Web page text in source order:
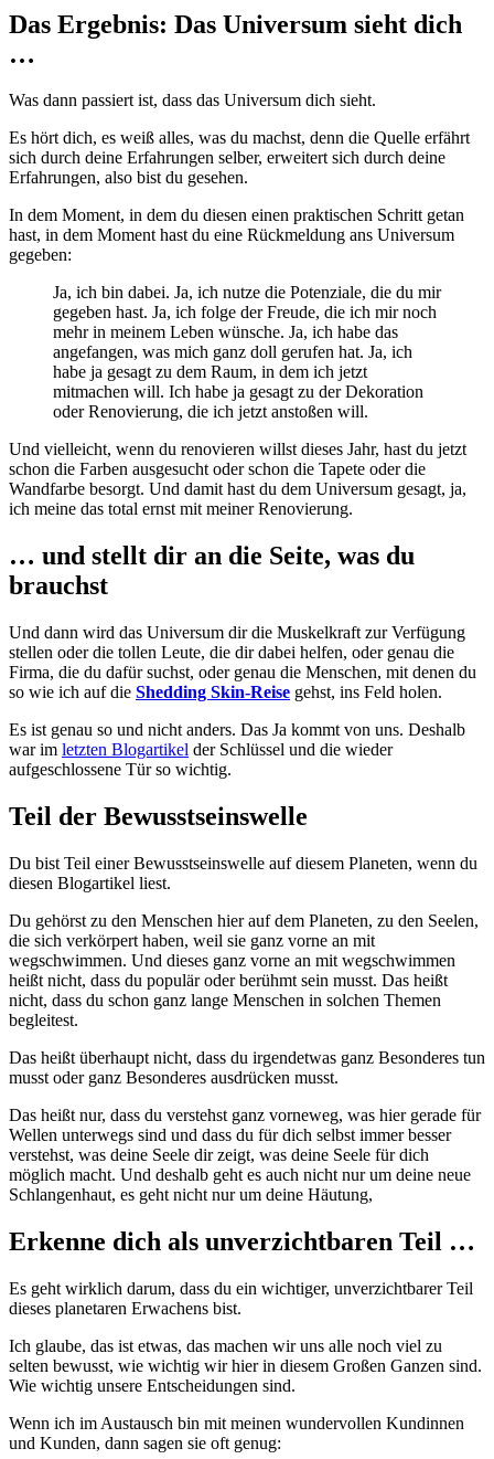
Das Ergebnis: Das Universum sieht dich
…
Was dann passiert ist, dass das Universum dich sieht.
Es hört dich, es weiß alles, was du machst, denn die Quelle erfährt
sich durch deine Erfahrungen selber, erweitert sich durch deine
Erfahrungen, also bist du gesehen.
In dem Moment, in dem du diesen einen praktischen Schritt getan
hast, in dem Moment hast du eine Rückmeldung ans Universum
gegeben:
Ja, ich bin dabei. Ja, ich nutze die Potenziale, die du mir
gegeben hast. Ja, ich folge der Freude, die ich mir noch
mehr in meinem Leben wünsche. Ja, ich habe das
angefangen, was mich ganz doll gerufen hat. Ja, ich
habe ja gesagt zu dem Raum, in dem ich jetzt
mitmachen will. Ich habe ja gesagt zu der Dekoration
oder Renovierung, die ich jetzt anstoßen will.
Und vielleicht, wenn du renovieren willst dieses Jahr, hast du jetzt
schon die Farben ausgesucht oder schon die Tapete oder die
Wandfarbe besorgt. Und damit hast du dem Universum gesagt, ja,
ich meine das total ernst mit meiner Renovierung.
… und stellt dir an die Seite, was du
brauchst
Und dann wird das Universum dir die Muskelkraft zur Verfügung
stellen oder die tollen Leute, die dir dabei helfen, oder genau die
Firma, die du dafür suchst, oder genau die Menschen, mit denen du
so wie ich auf die Shedding Skin-Reise gehst, ins Feld holen.
Es ist genau so und nicht anders. Das Ja kommt von uns. Deshalb
war im letzten Blogartikel der Schlüssel und die wieder
aufgeschlossene Tür so wichtig.
Teil der Bewusstseinswelle
Du bist Teil einer Bewusstseinswelle auf diesem Planeten, wenn du
diesen Blogartikel liest.
Du gehörst zu den Menschen hier auf dem Planeten, zu den Seelen,
die sich verkörpert haben, weil sie ganz vorne an mit
wegschwimmen. Und dieses ganz vorne an mit wegschwimmen
heißt nicht, dass du populär oder berühmt sein musst. Das heißt
nicht, dass du schon ganz lange Menschen in solchen Themen
begleitest.
Das heißt überhaupt nicht, dass du irgendetwas ganz Besonderes tun
musst oder ganz Besonderes ausdrücken musst.
Das heißt nur, dass du verstehst ganz vorneweg, was hier gerade für
Wellen unterwegs sind und dass du für dich selbst immer besser
verstehst, was deine Seele dir zeigt, was deine Seele für dich
möglich macht. Und deshalb geht es auch nicht nur um deine neue
Schlangenhaut, es geht nicht nur um deine Häutung,
Erkenne dich als unverzichtbaren Teil …
Es geht wirklich darum, dass du ein wichtiger, unverzichtbarer Teil
dieses planetaren Erwachens bist.
Ich glaube, das ist etwas, das machen wir uns alle noch viel zu
selten bewusst, wie wichtig wir hier in diesem Großen Ganzen sind.
Wie wichtig unsere Entscheidungen sind.
Wenn ich im Austausch bin mit meinen wundervollen Kundinnen
und Kunden, dann sagen sie oft genug: